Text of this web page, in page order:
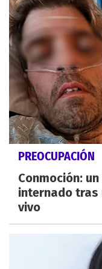
PREOCUPACIÓN
Conmoción:
internado tras
vivo